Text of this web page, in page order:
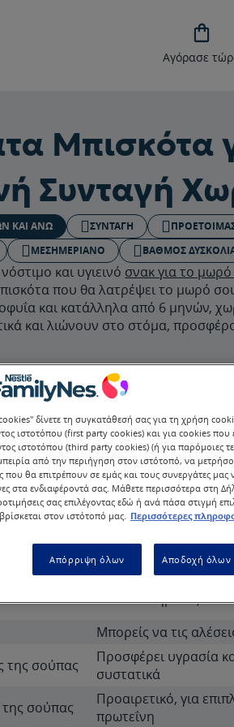

Αγόρασε
Μπισκότα
Συνταγή
ΚΑΙ ΆΝΩ ΣΥΝΤΑΓΉ
ΜΕΣΗΜΕΡΙΑΝΌ ΒΑΘΜΟΣ
και υγιεινό σνακ για το
που θα λατρέψει το μωρό
και κατάλληλα από 6 μηνών,
και λιώνουν στο στόμα,
Πολτοποιημένες
Μπορείς να τις
της σούπας
Προσφέρει υγρασία
συστατικά
της σούπας
Προαιρετικό, για
πρωτεΐνη
δίνετε τη συγκατάθεσή σας για τη χρήση
ιστοτόπου (first party cookies) και για cookies που
ιστοτόπου (third party cookies) (ή για παρόμοιες
από την περιήγηση στον ιστότοπό, να
θα επιτρέπουν σε εμάς και τους συνεργάτες μας
στα ενδιαφέροντά σας. Μάθετε περισσότερα στη
σας επιλέγοντας εδώ ή ανά πάσα στιγμή
στον ιστότοπό μας. Περισσότερες
Απόρριψη όλων Αποδοχή όλων